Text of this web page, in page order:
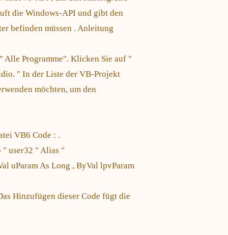
die Windows-API und gibt den
befinden müssen . Anleitung
Alle Programme". Klicken Sie auf "
" In der Liste der VB-Projekt
möchten, um den
VB6 Code : .
" user32 " Alias ​​"
uParam As Long , ByVal lpvParam
Hinzufügen dieser Code fügt die